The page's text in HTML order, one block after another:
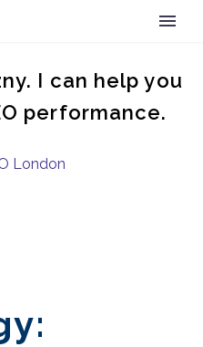
I can help you
performance.